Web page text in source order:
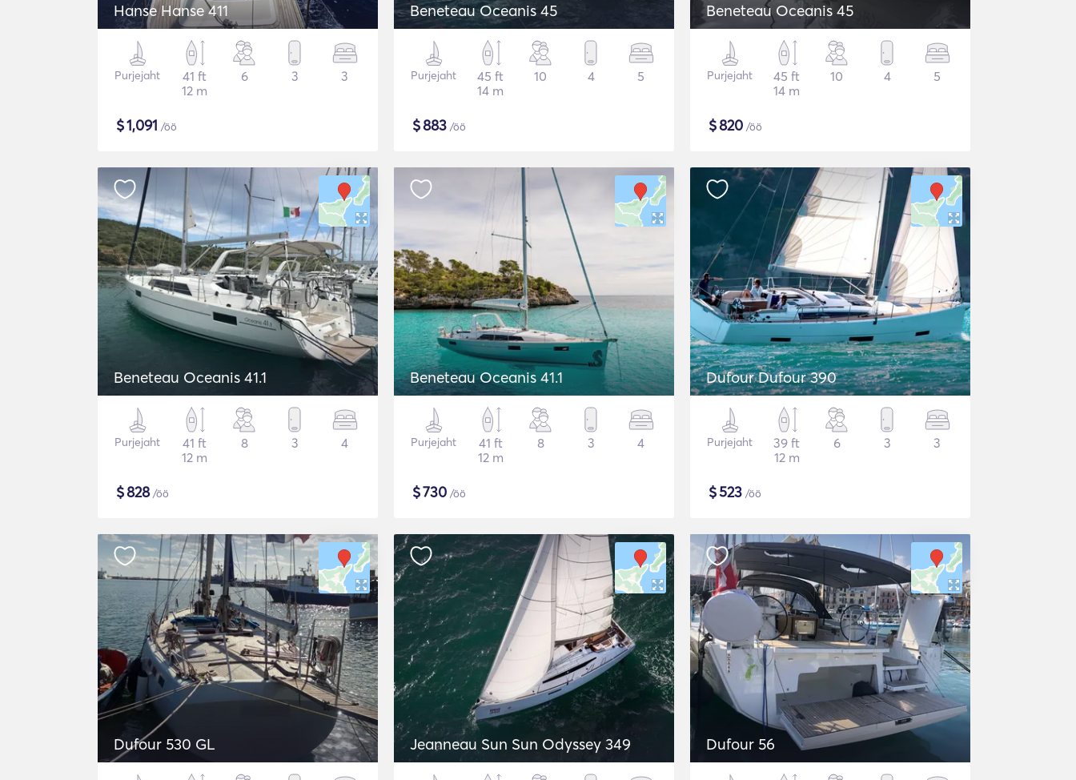
Hanse Hanse 411
Purjejaht
41 ft
12 m
6 3 3
$1,091 /öö
Beneteau Oceanis 45
Purjejaht
45 ft
14 m
10 4 5
$883 /öö
Beneteau Oceanis 45
Purjejaht
45 ft
14 m
10 4 5
$820 /öö
Beneteau Oceanis 41.1
Purjejaht
41 ft
12 m
8 3 4
$828/öö
Beneteau Oceanis 41.1
Purjejaht
41 ft
12 m
8 3 4
$730 /öö
Dufour Dufour 390
Purjejaht
39 ft
12 m
6 3 3
$523 /öö
Dufour 530 GL Jeanneau Sun Sun Odyssey 349 Dufour 56